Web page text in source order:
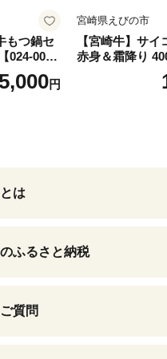
もつ鍋セ
024-002
円
宮崎県えびの市
【宮崎牛】サイ
赤身＆霜降り
１P 計2P) 真空
は
ふるさと納税
質問